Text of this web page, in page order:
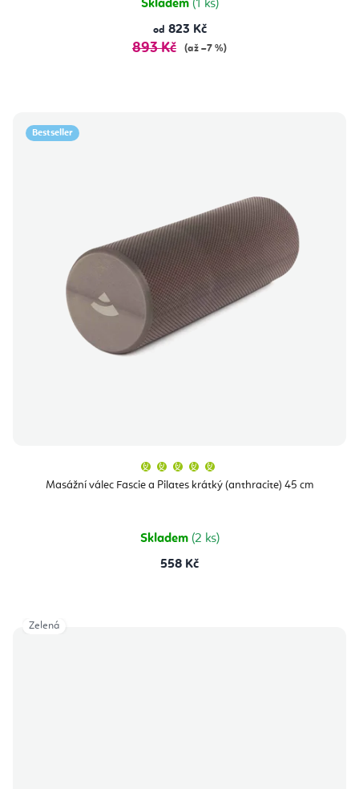
Skladem (1 ks)
od 823 Kč
893 Kč (až –7 %)
Bestseller
Masážní válec Fascie a Pilates krátký (anthracite) 45 cm
produktu
je
hvězdiček.
Skladem (2 ks)
558 Kč
Zelená